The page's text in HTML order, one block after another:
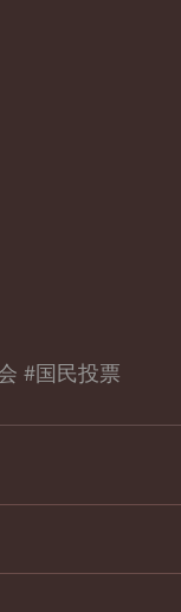
#国民投票